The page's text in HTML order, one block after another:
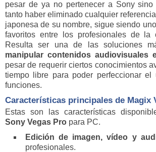
pesar de ya no pertenecer a Sony
tanto haber eliminado cualquier
japonesa de su nombre, sigue siendo
favoritos entre los profesionales de la
Resulta ser una de las soluciones
manipular contenidos audiovisuales
pesar de requerir ciertos conocimientos
tiempo libre para poder perfeccionar
funciones.
Características principales de Magix
Estas son las características
Sony Vegas Pro para PC.
Edición de imagen, vídeo y
profesionales.